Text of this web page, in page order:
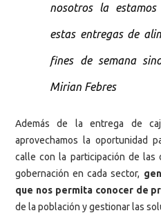
nosotros la
estas entregas de
fines de semana
Mirian Febres
Además de la entrega de
aprovechamos la oportunidad
calle con la participación de las
gobernación en cada sector,
que nos permita conocer de
de la población y gestionar las